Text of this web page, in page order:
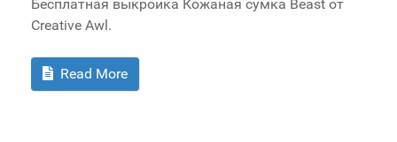
Бесплатная выкройка Кожаная сумка Beast от
Creative Awl.
Read More